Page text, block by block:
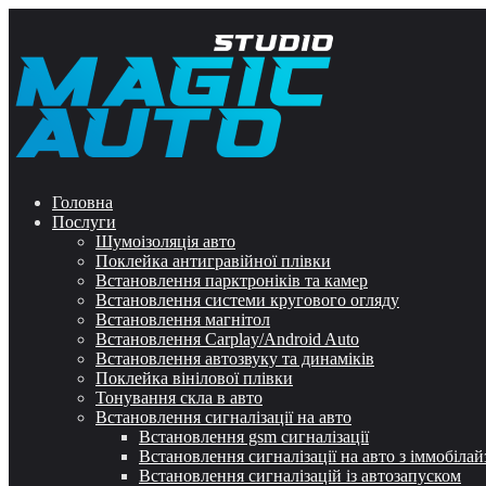
Головна
Послуги
Шумоізоляція авто
Поклейка антигравійної плівки
Встановлення парктроніків та камер
Встановлення системи кругового огляду
Встановлення магнітол
Встановлення Carplay/Android Auto
Встановлення автозвуку та динаміків
Поклейка вінілової плівки
Тонування скла в авто
Встановлення сигналізації на авто
Встановлення gsm сигналізації
Встановлення сигналізації на авто з
Встановлення сигналізацій із автозапуском